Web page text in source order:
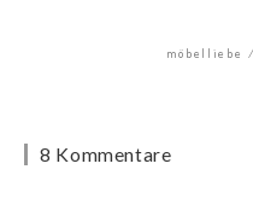
möbelliebe
8 Kommentare